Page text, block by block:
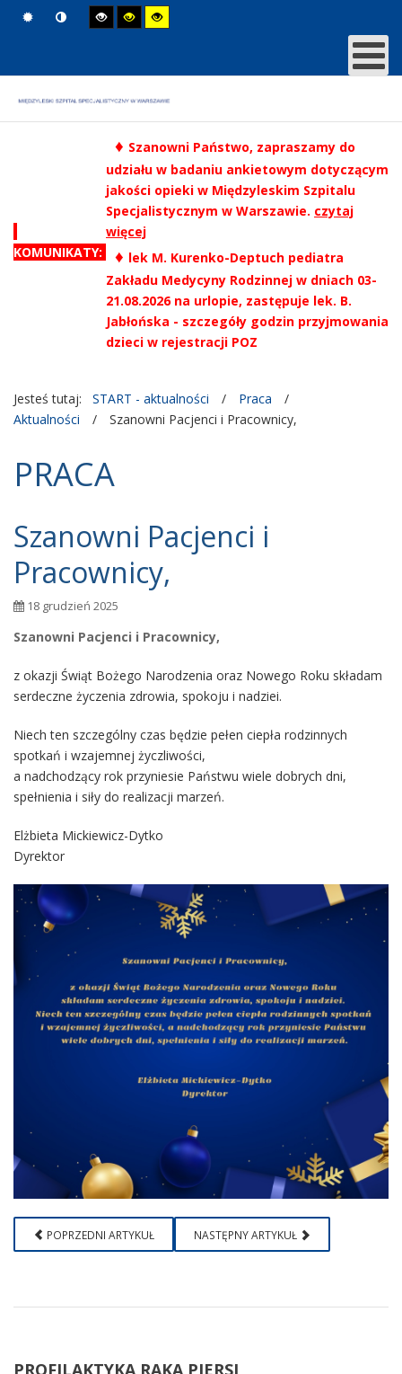
KOMUNIKATY:
♦ Szanowni Państwo, zapraszamy do
udziału w badaniu ankietowym dotyczącym
jakości opieki w Międzyleskim Szpitalu
Specjalistycznym w Warszawie. czytaj
więcej
♦ lek M. Kurenko-Deptuch pediatra
Zakładu Medycyny Rodzinnej w dniach 03-
21.08.2026 na urlopie, zastępuje lek. B.
Jabłońska - szczegóły godzin przyjmowania
dzieci w rejestracji POZ
Jesteś tutaj: START - aktualności / Praca
/
Aktualności
/ Szanowni Pacjenci i Pracownicy,
PRACA
Szanowni Pacjenci i
Pracownicy,
18 grudzień 2025
Szanowni Pacjenci i Pracownicy,
z okazji Świąt Bożego Narodzenia oraz Nowego Roku składam
serdeczne życzenia zdrowia, spokoju i nadziei.
Niech ten szczególny czas będzie pełen ciepła rodzinnych
spotkań i wzajemnej życzliwości,
a nadchodzący rok przyniesie Państwu wiele dobrych dni,
spełnienia i siły do realizacji marzeń.
Elżbieta Mickiewicz-Dytko
Dyrektor
POPRZEDNI ARTYKUŁ NASTĘPNY ARTYKUŁ